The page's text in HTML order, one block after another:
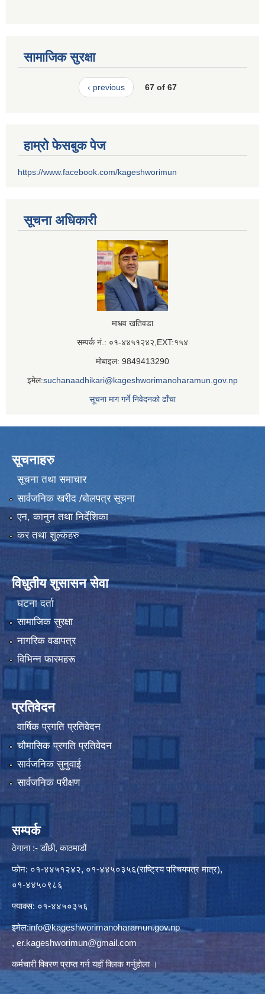
सामाजिक सुरक्षा
‹ previous 67 of 67
हाम्रो फेसबुक पेज
https://www.facebook.com/kageshworimun
सूचना अधिकारी
माधव खतिवडा
सम्पर्क नं.: ०१-४४५१२४२,EXT:१५४
मोबाइल: 9849413290
इमेल:suchanaadhikari@kageshworimanoharamun.gov.np
सूचना माग गर्ने निवेदनको ढाँचा
सूचनाहरु
सूचना तथा समाचार
सार्वजनिक खरीद /बोलपत्र सूचना
एन, कानुन तथा निर्देशिका
कर तथा शुल्कहरु
विधुतीय शुसासन सेवा
घटना दर्ता
सामाजिक सुरक्षा
नागरिक वडापत्र
विभिन्न फारमहरू
प्रतिवेदन
वार्षिक प्रगति प्रतिवेदन
चौमासिक प्रगति प्रतिवेदन
सार्वजनिक सुनुवाई
सार्वजनिक परीक्षण
सम्पर्क
ठेगाना :- डाँछी, काठमाडौं
फोन: ०१-४४५१२४२, ०१-४४५०३५६(राष्ट्रिय परिचयपत्र मात्र),
०१-४४५०९८६
फ्याक्स: ०१-४४५०३५६
इमेल:info@kageshworimanoharamun.gov.np
, er.kageshworimun@gmail.com
कर्मचारी विवरण प्राप्त गर्नयहाँ क्लिकगर्नुहोला ।